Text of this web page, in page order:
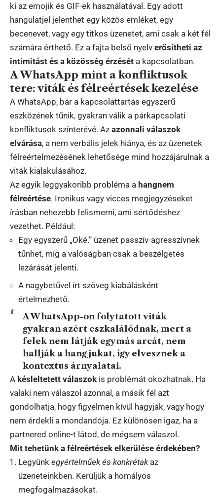
ki az emojik és GIF-ek használatával. Egy adott
hangulatjel jelenthet egy közös emléket, egy
becenevet, vagy egy titkos üzenetet, ami csak a két fél
számára érthető. Ez a fajta belső nyelv erősítheti az
intimitást és a közösség érzését a kapcsolatban.
A WhatsApp mint a konfliktusok
tere: viták és félreértések kezelése
A WhatsApp, bár a kapcsolattartás egyszerű
eszközének tűnik, gyakran válik a párkapcsolati
konfliktusok színterévé. Az azonnali válaszok
elvárása, a nem verbális jelek hiánya, és az üzenetek
félreértelmezésének lehetősége mind hozzájárulnak a
viták kialakulásához.
Az egyik leggyakoribb probléma a hangnem
félreértése. Ironikus vagy vicces megjegyzéseket
írásban nehezebb felismerni, ami sértődéshez
vezethet. Például:
Egy egyszerű „Oké.” üzenet passzív-agresszívnek
tűnhet, míg a valóságban csak a beszélgetés
lezárását jelenti.
A nagybetűvel írt szöveg kiabálásként
értelmezhető.
A WhatsApp-on folytatott viták
gyakran azért eszkalálódnak, mert a
felek nem látják egymás arcát, nem
hallják a hangjukat, így elvesznek a
kontextus árnyalatai.
A késleltetett válaszok is problémát okozhatnak. Ha
valaki nem válaszol azonnal, a másik fél azt
gondolhatja, hogy figyelmen kívül hagyják, vagy hogy
nem érdekli a mondandója. Ez különösen igaz, ha a
partnered online-t látod, de mégsem válaszol.
Mit tehetünk a félreértések elkerülése érdekében?
Legyünk egyértelműek és konkrétakaz
üzeneteinkben. Kerüljük a homályos
megfogalmazásokat.